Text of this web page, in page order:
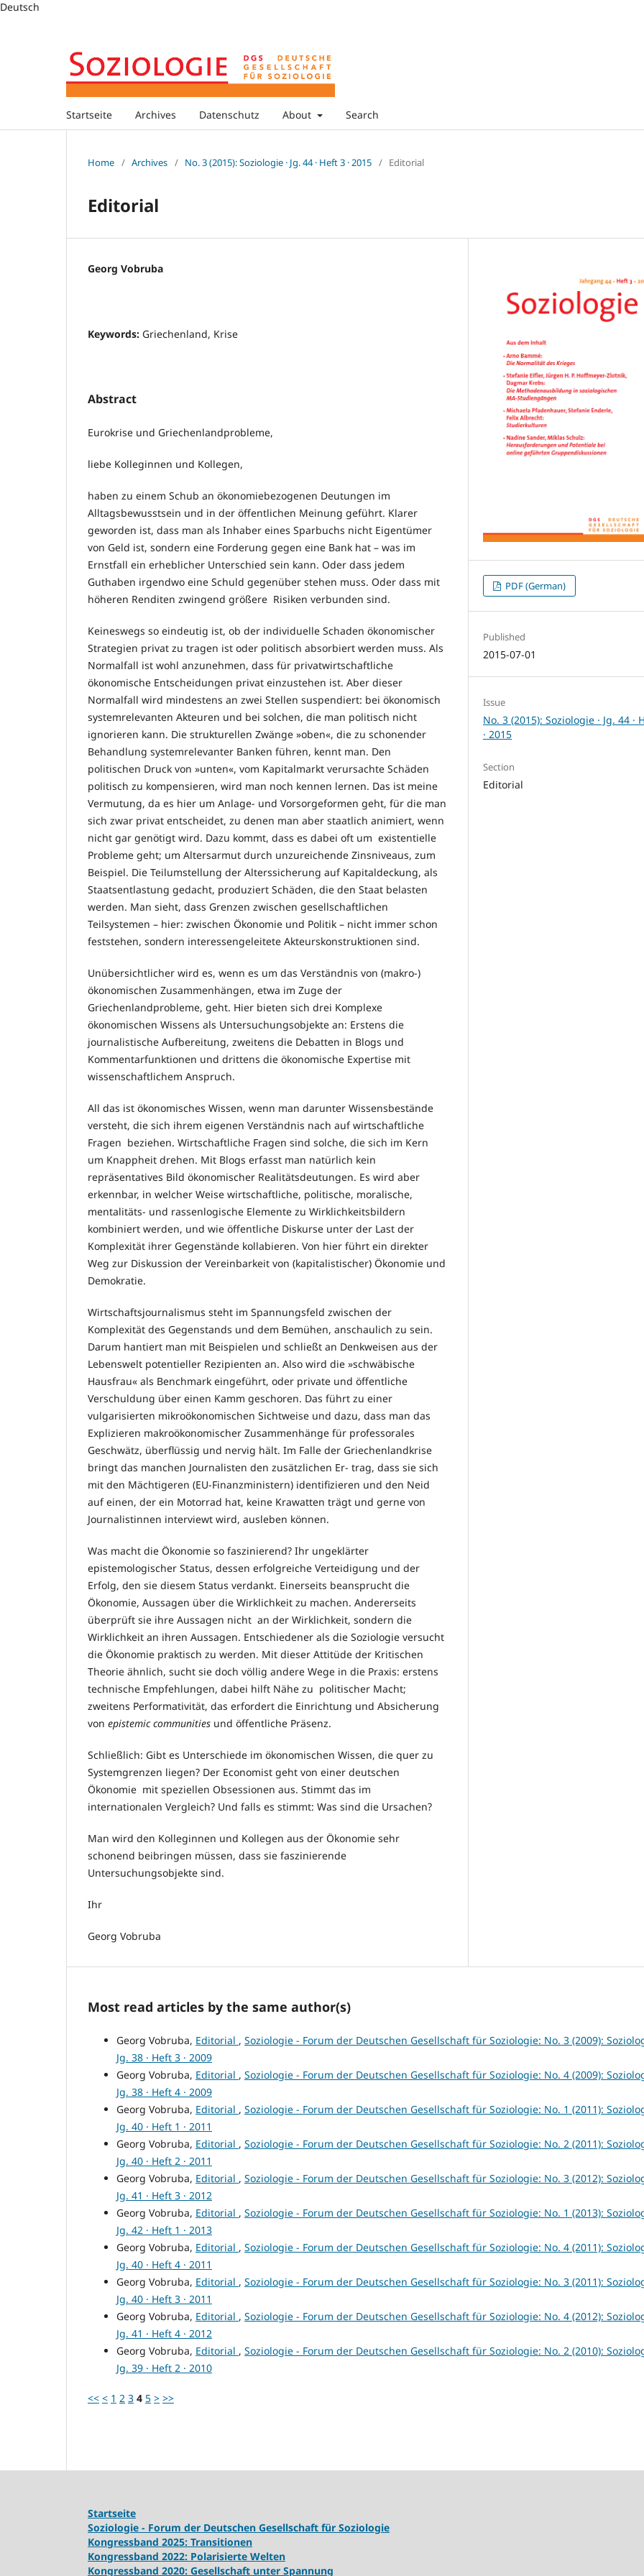
Deutsch
Startseite Archives Datenschutz About Search
Home / Archives / No. 3 (2015): Soziologie · Jg. 44 · Heft 3 · 2015 / Editorial
Editorial
Georg Vobruba
Keywords: Griechenland, Krise
Abstract
Eurokrise und Griechenlandprobleme,
liebe Kolleginnen und Kollegen,
haben zu einem Schub an ökonomiebezogenen Deutungen im
Alltagsbewusstsein und in der öffentlichen Meinung geführt. Klarer
geworden ist, dass man als Inhaber eines Sparbuchs nicht Eigentümer
von Geld ist, sondern eine Forderung gegen eine Bank hat – was im
Ernstfall ein erheblicher Unterschied sein kann. Oder dass jedem
Guthaben irgendwo eine Schuld gegenüber stehen muss. Oder dass mit
höheren Renditen zwingend größere Risiken verbunden sind.
Keineswegs so eindeutig ist, ob der individuelle Schaden ökonomischer
Strategien privat zu tragen ist oder politisch absorbiert werden muss. Als
Normalfall ist wohl anzunehmen, dass für privatwirtschaftliche
ökonomische Entscheidungen privat einzustehen ist. Aber dieser
Normalfall wird mindestens an zwei Stellen suspendiert: bei ökonomisch
systemrelevanten Akteuren und bei solchen, die man politisch nicht
ignorieren kann. Die strukturellen Zwänge »oben«, die zu schonender
Behandlung systemrelevanter Banken führen, kennt man. Den
politischen Druck von »unten«, vom Kapitalmarkt verursachte Schäden
politisch zu kompensieren, wird man noch kennen lernen. Das ist meine
Vermutung, da es hier um Anlage- und Vorsorgeformen geht, für die man
sich zwar privat entscheidet, zu denen man aber staatlich animiert, wenn
nicht gar genötigt wird. Dazu kommt, dass es dabei oft um existentielle
Probleme geht; um Altersarmut durch unzureichende Zinsniveaus, zum
Beispiel. Die Teilumstellung der Alterssicherung auf Kapitaldeckung, als
Staatsentlastung gedacht, produziert Schäden, die den Staat belasten
werden. Man sieht, dass Grenzen zwischen gesellschaftlichen
Teilsystemen – hier: zwischen Ökonomie und Politik – nicht immer schon
feststehen, sondern interessengeleitete Akteurskonstruktionen sind.
Unübersichtlicher wird es, wenn es um das Verständnis von (makro-)
ökonomischen Zusammenhängen, etwa im Zuge der
Griechenlandprobleme, geht. Hier bieten sich drei Komplexe
ökonomischen Wissens als Untersuchungsobjekte an: Erstens die
journalistische Aufbereitung, zweitens die Debatten in Blogs und
Kommentarfunktionen und drittens die ökonomische Expertise mit
wissenschaftlichem Anspruch.
All das ist ökonomisches Wissen, wenn man darunter Wissensbestände
versteht, die sich ihrem eigenen Verständnis nach auf wirtschaftliche
Fragen beziehen. Wirtschaftliche Fragen sind solche, die sich im Kern
um Knappheit drehen. Mit Blogs erfasst man natürlich kein
repräsentatives Bild ökonomischer Realitätsdeutungen. Es wird aber
erkennbar, in welcher Weise wirtschaftliche, politische, moralische,
mentalitäts- und rassenlogische Elemente zu Wirklichkeitsbildern
kombiniert werden, und wie öffentliche Diskurse unter der Last der
Komplexität ihrer Gegenstände kollabieren. Von hier führt ein direkter
Weg zur Diskussion der Vereinbarkeit von (kapitalistischer) Ökonomie und
Demokratie.
Wirtschaftsjournalismus steht im Spannungsfeld zwischen der
Komplexität des Gegenstands und dem Bemühen, anschaulich zu sein.
Darum hantiert man mit Beispielen und schließt an Denkweisen aus der
Lebenswelt potentieller Rezipienten an. Also wird die »schwäbische
Hausfrau« als Benchmark eingeführt, oder private und öffentliche
Verschuldung über einen Kamm geschoren. Das führt zu einer
vulgarisierten mikroökonomischen Sichtweise und dazu, dass man das
Explizieren makroökonomischer Zusammenhänge für professorales
Geschwätz, überflüssig und nervig hält. Im Falle der Griechenlandkrise
bringt das manchen Journalisten den zusätzlichen Er- trag, dass sie sich
mit den Mächtigeren (EU-Finanzministern) identifizieren und den Neid
auf einen, der ein Motorrad hat, keine Krawatten trägt und gerne von
Journalistinnen interviewt wird, ausleben können.
Was macht die Ökonomie so faszinierend? Ihr ungeklärter
epistemologischer Status, dessen erfolgreiche Verteidigung und der
Erfolg, den sie diesem Status verdankt. Einerseits beansprucht die
Ökonomie, Aussagen über die Wirklichkeit zu machen. Andererseits
überprüft sie ihre Aussagen nicht an der Wirklichkeit, sondern die
Wirklichkeit an ihren Aussagen. Entschiedener als die Soziologie versucht
die Ökonomie praktisch zu werden. Mit dieser Attitüde der Kritischen
Theorie ähnlich, sucht sie doch völlig andere Wege in die Praxis: erstens
technische Empfehlungen, dabei hilft Nähe zu politischer Macht;
zweitens Performativität, das erfordert die Einrichtung und Absicherung
von epistemic communities und öffentliche Präsenz.
Schließlich: Gibt es Unterschiede im ökonomischen Wissen, die quer zu
Systemgrenzen liegen? Der Economist geht von einer deutschen
Ökonomie mit speziellen Obsessionen aus. Stimmt das im
internationalen Vergleich? Und falls es stimmt: Was sind die Ursachen?
Man wird den Kolleginnen und Kollegen aus der Ökonomie sehr
schonend beibringen müssen, dass sie faszinierende
Untersuchungsobjekte sind.
Ihr
Georg Vobruba
PDF (German)
Published
2015-07-01
Issue
No. 3 (2015): Soziologie · Jg. 44 ·
· 2015
Section
Editorial
Most read articles by the same author(s)
Georg Vobruba, Editorial , Soziologie - Forum der Deutschen Gesellschaft für Soziologie: No. 3 (2009):
Jg. 38 · Heft 3 · 2009
Georg Vobruba, Editorial , Soziologie - Forum der Deutschen Gesellschaft für Soziologie: No. 4 (2009):
Jg. 38 · Heft 4 · 2009
Georg Vobruba, Editorial , Soziologie - Forum der Deutschen Gesellschaft für Soziologie: No. 1 (2011):
Jg. 40 · Heft 1 · 2011
Georg Vobruba, Editorial , Soziologie - Forum der Deutschen Gesellschaft für Soziologie: No. 2 (2011):
Jg. 40 · Heft 2 · 2011
Georg Vobruba, Editorial , Soziologie - Forum der Deutschen Gesellschaft für Soziologie: No. 3 (2012):
Jg. 41 · Heft 3 · 2012
Georg Vobruba, Editorial , Soziologie - Forum der Deutschen Gesellschaft für Soziologie: No. 1 (2013):
Jg. 42 · Heft 1 · 2013
Georg Vobruba, Editorial , Soziologie - Forum der Deutschen Gesellschaft für Soziologie: No. 4 (2011):
Jg. 40 · Heft 4 · 2011
Georg Vobruba, Editorial , Soziologie - Forum der Deutschen Gesellschaft für Soziologie: No. 3 (2011):
Jg. 40 · Heft 3 · 2011
Georg Vobruba, Editorial , Soziologie - Forum der Deutschen Gesellschaft für Soziologie: No. 4 (2012):
Jg. 41 · Heft 4 · 2012
Georg Vobruba, Editorial , Soziologie - Forum der Deutschen Gesellschaft für Soziologie: No. 2 (2010):
Jg. 39 · Heft 2 · 2010
<< < 1 2 3 4 5 > >>
Startseite
Soziologie - Forum der Deutschen Gesellschaft für Soziologie
Kongressband 2025: Transitionen
Kongressband 2022: Polarisierte Welten
Kongressband 2020: Gesellschaft unter Spannung